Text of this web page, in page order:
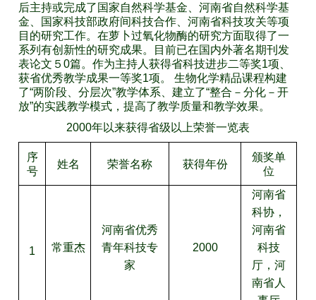
后主持或完成了国家自然科学基金、河南省自然科学基
金、国家科技部政府间科技合作、河南省科技攻关等项
目的研究工作。在萝卜过氧化物酶的研究方面取得了一
系列有创新性的研究成果。目前已在国内外著名期刊发
表论文５0篇。作为主持人获得省科技进步二等奖1项、
获省优秀教学成果一等奖1项。 生物化学精品课程构建
了“两阶段、分层次”教学体系、建立了“整合－分化－开
放”的实践教学模式，提高了教学质量和教学效果。
2000年以来获得省级以上荣誉一览表
序
号
姓名 荣誉名称 获得年份
颁奖单
位
1 常重杰
河南省优秀
青年科技专
家
2000
河南省
科协，
河南省
科技
厅，河
南省人